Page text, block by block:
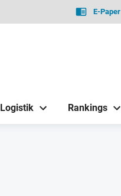
E-Paper
Logistik Rankings